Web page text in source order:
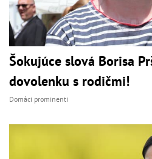
Šokujúce slová Borisa
dovolenku s rodičmi!
Domáci prominenti